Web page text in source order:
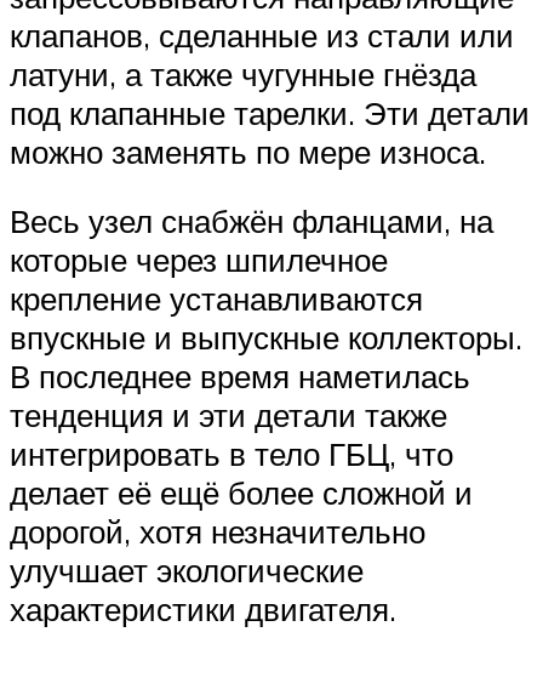
клапанов, сделанные из стали или
латуни, а также чугунные гнёзда
под клапанные тарелки. Эти детали
можно заменять по мере износа.
Весь узел снабжён фланцами, на
которые через шпилечное
крепление устанавливаются
впускные и выпускные коллекторы.
В последнее время наметилась
тенденция и эти детали также
интегрировать в тело ГБЦ, что
делает её ещё более сложной и
дорогой, хотя незначительно
улучшает экологические
характеристики двигателя.